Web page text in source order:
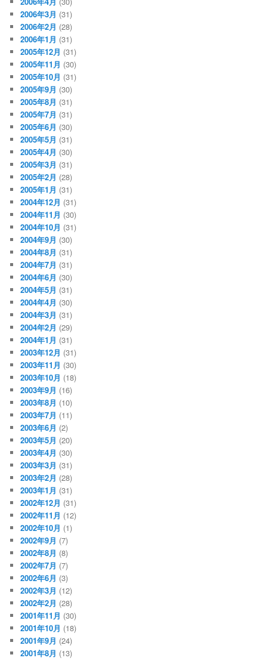
2006年3月 (31)
2006年2月 (28)
2006年1月 (31)
2005年12月 (31)
2005年11月 (30)
2005年10月 (31)
2005年9月 (30)
2005年8月 (31)
2005年7月 (31)
2005年6月 (30)
2005年5月 (31)
2005年4月 (30)
2005年3月 (31)
2005年2月 (28)
2005年1月 (31)
2004年12月 (31)
2004年11月 (30)
2004年10月 (31)
2004年9月 (30)
2004年8月 (31)
2004年7月 (31)
2004年6月 (30)
2004年5月 (31)
2004年4月 (30)
2004年3月 (31)
2004年2月 (29)
2004年1月 (31)
2003年12月 (31)
2003年11月 (30)
2003年10月 (18)
2003年9月 (16)
2003年8月 (10)
2003年7月 (11)
2003年6月 (2)
2003年5月 (20)
2003年4月 (30)
2003年3月 (31)
2003年2月 (28)
2003年1月 (31)
2002年12月 (31)
2002年11月 (12)
2002年10月 (1)
2002年9月 (7)
2002年8月 (8)
2002年7月 (7)
2002年6月 (3)
2002年3月 (12)
2002年2月 (28)
2001年11月 (30)
2001年10月 (18)
2001年9月 (24)
2001年8月 (13)